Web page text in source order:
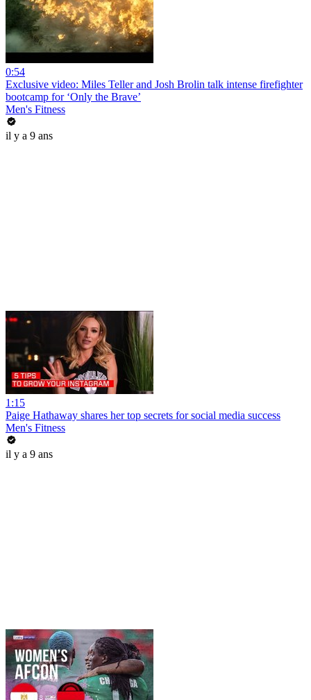
0:54
Exclusive video: Miles Teller and Josh Brolin talk intense firefighter
bootcamp for ‘Only the Brave’
Men's Fitness
il y a 9 ans
1:15
Paige Hathaway shares her top secrets for social media success
Men's Fitness
il y a 9 ans